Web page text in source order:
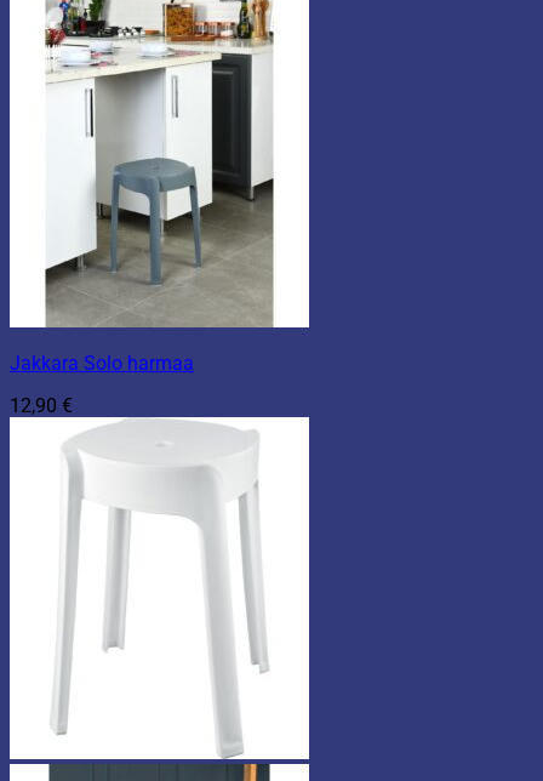
Jakkara Solo harmaa
12,90 €